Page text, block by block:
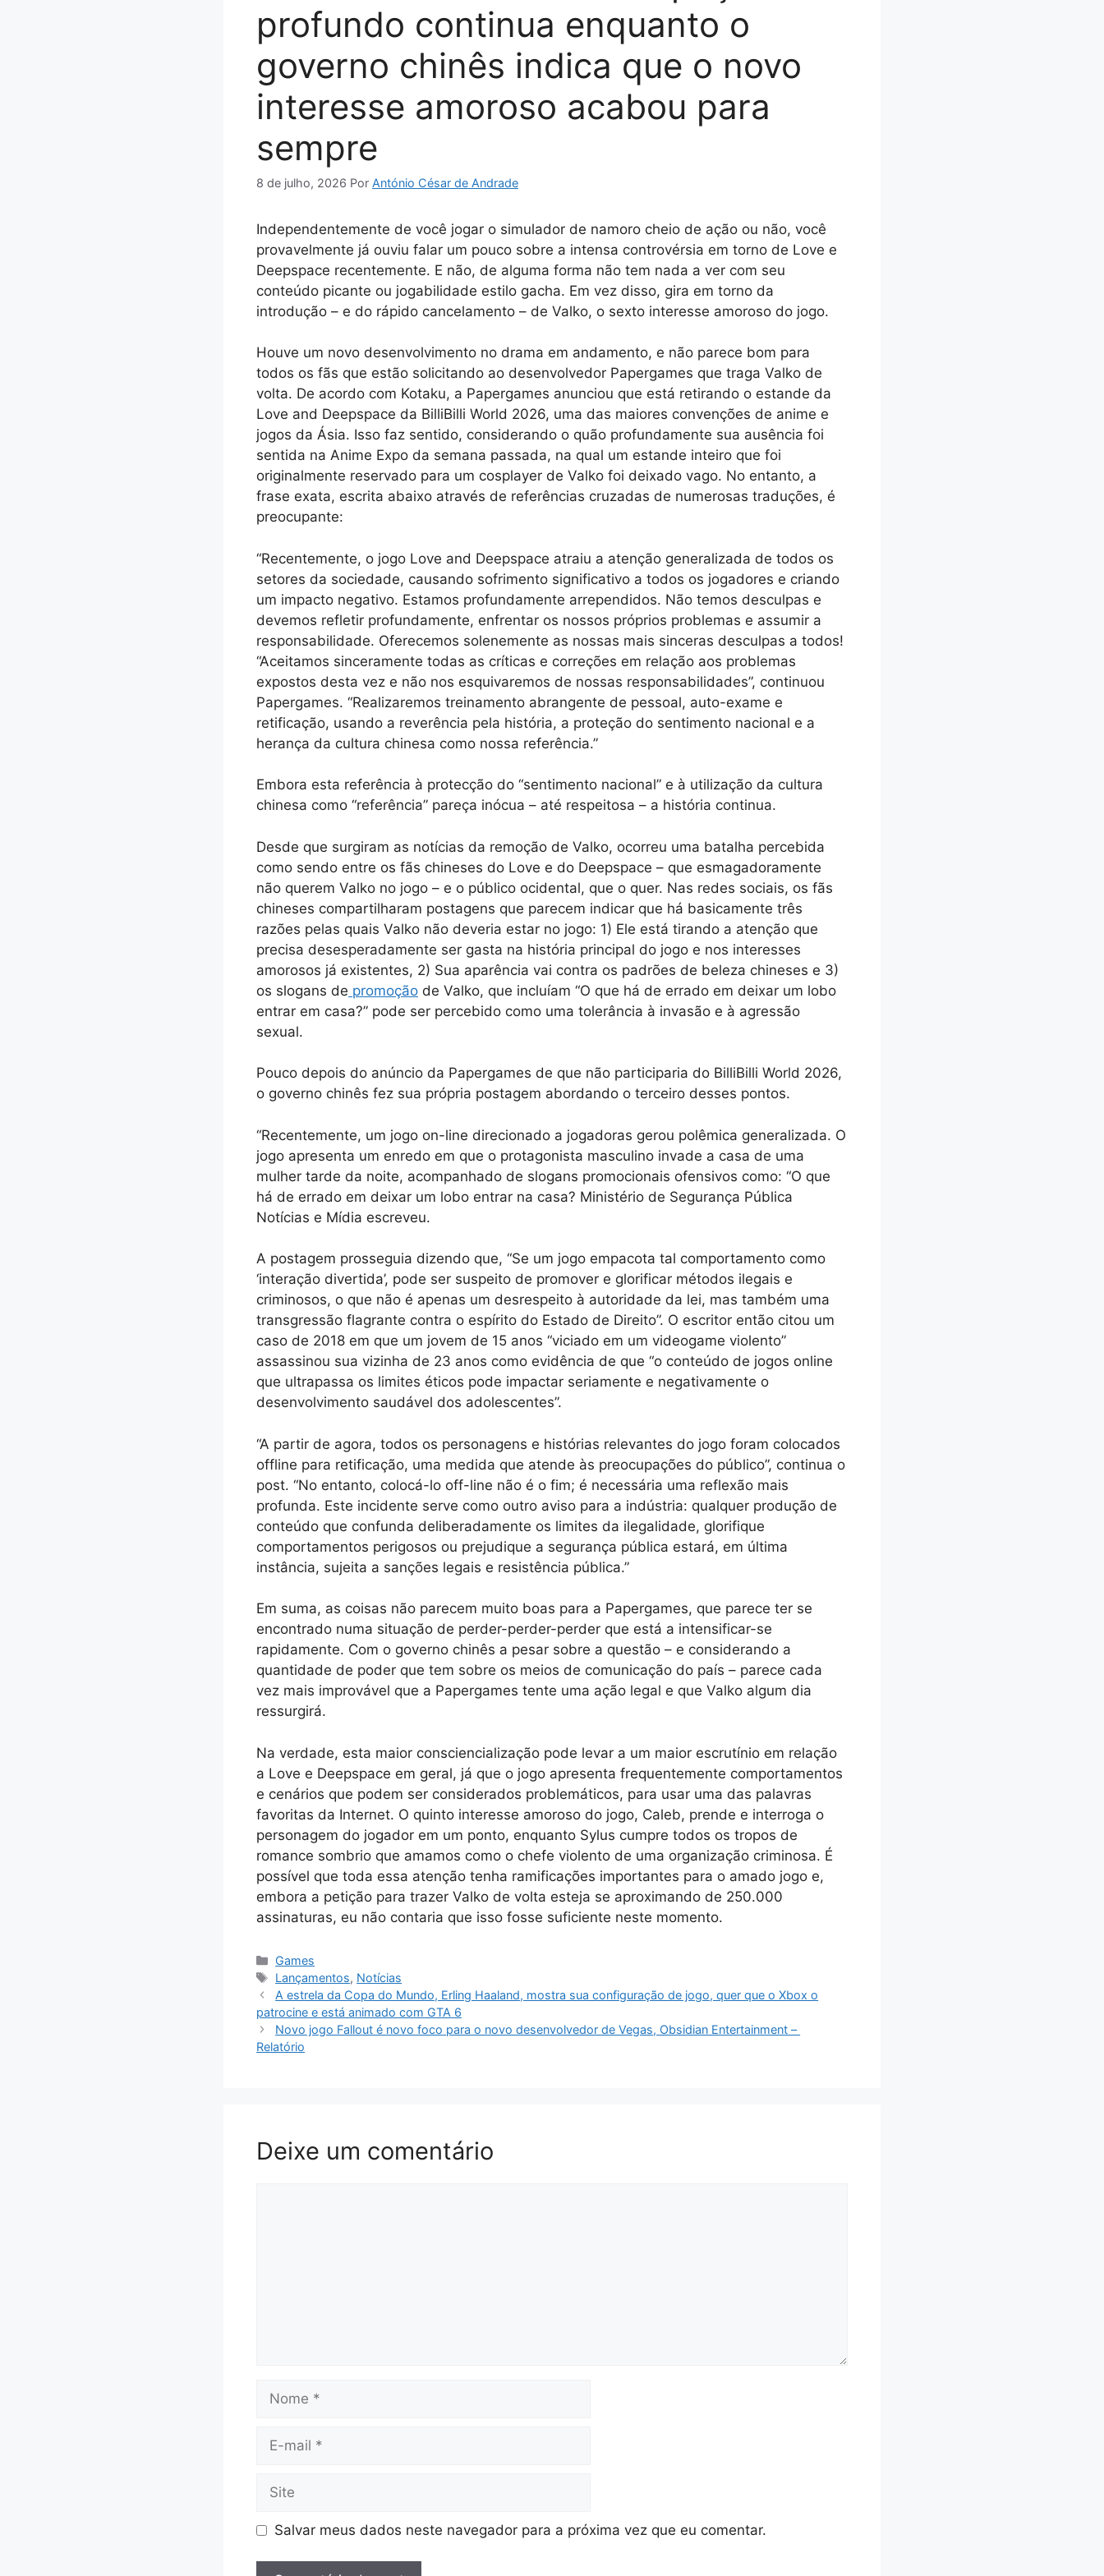
profundo continua enquanto o
governo chinês indica que o novo
interesse amoroso acabou para
sempre
8 de julho, 2026 Por António César de Andrade
Independentemente de você jogar o simulador de namoro cheio de ação ou não, você
provavelmente já ouviu falar um pouco sobre a intensa controvérsia em torno de Love e
Deepspace recentemente. E não, de alguma forma não tem nada a ver com seu
conteúdo picante ou jogabilidade estilo gacha. Em vez disso, gira em torno da
introdução – e do rápido cancelamento – de Valko, o sexto interesse amoroso do jogo.
Houve um novo desenvolvimento no drama em andamento, e não parece bom para
todos os fãs que estão solicitando ao desenvolvedor Papergames que traga Valko de
volta. De acordo com Kotaku, a Papergames anunciou que está retirando o estande da
Love and Deepspace da BilliBilli World 2026, uma das maiores convenções de anime e
jogos da Ásia. Isso faz sentido, considerando o quão profundamente sua ausência foi
sentida na Anime Expo da semana passada, na qual um estande inteiro que foi
originalmente reservado para um cosplayer de Valko foi deixado vago. No entanto, a
frase exata, escrita abaixo através de referências cruzadas de numerosas traduções, é
preocupante:
“Recentemente, o jogo Love and Deepspace atraiu a atenção generalizada de todos os
setores da sociedade, causando sofrimento significativo a todos os jogadores e criando
um impacto negativo. Estamos profundamente arrependidos. Não temos desculpas e
devemos refletir profundamente, enfrentar os nossos próprios problemas e assumir a
responsabilidade. Oferecemos solenemente as nossas mais sinceras desculpas a todos!
“Aceitamos sinceramente todas as críticas e correções em relação aos problemas
expostos desta vez e não nos esquivaremos de nossas responsabilidades”, continuou
Papergames. “Realizaremos treinamento abrangente de pessoal, auto-exame e
retificação, usando a reverência pela história, a proteção do sentimento nacional e a
herança da cultura chinesa como nossa referência.”
Embora esta referência à protecção do “sentimento nacional” e à utilização da cultura
chinesa como “referência” pareça inócua – até respeitosa – a história continua.
Desde que surgiram as notícias da remoção de Valko, ocorreu uma batalha percebida
como sendo entre os fãs chineses do Love e do Deepspace – que esmagadoramente
não querem Valko no jogo – e o público ocidental, que o quer. Nas redes sociais, os fãs
chineses compartilharam postagens que parecem indicar que há basicamente três
razões pelas quais Valko não deveria estar no jogo: 1) Ele está tirando a atenção que
precisa desesperadamente ser gasta na história principal do jogo e nos interesses
amorosos já existentes, 2) Sua aparência vai contra os padrões de beleza chineses e 3)
os slogans de promoção de Valko, que incluíam “O que há de errado em deixar um lobo
entrar em casa?” pode ser percebido como uma tolerância à invasão e à agressão
sexual.
Pouco depois do anúncio da Papergames de que não participaria do BilliBilli World 2026,
o governo chinês fez sua própria postagem abordando o terceiro desses pontos.
“Recentemente, um jogo on-line direcionado a jogadoras gerou polêmica generalizada. O
jogo apresenta um enredo em que o protagonista masculino invade a casa de uma
mulher tarde da noite, acompanhado de slogans promocionais ofensivos como: “O que
há de errado em deixar um lobo entrar na casa? Ministério de Segurança Pública
Notícias e Mídia escreveu.
A postagem prosseguia dizendo que, “Se um jogo empacota tal comportamento como
‘interação divertida’, pode ser suspeito de promover e glorificar métodos ilegais e
criminosos, o que não é apenas um desrespeito à autoridade da lei, mas também uma
transgressão flagrante contra o espírito do Estado de Direito”. O escritor então citou um
caso de 2018 em que um jovem de 15 anos “viciado em um videogame violento”
assassinou sua vizinha de 23 anos como evidência de que “o conteúdo de jogos online
que ultrapassa os limites éticos pode impactar seriamente e negativamente o
desenvolvimento saudável dos adolescentes”.
“A partir de agora, todos os personagens e histórias relevantes do jogo foram colocados
offline para retificação, uma medida que atende às preocupações do público”, continua o
post. “No entanto, colocá-lo off-line não é o fim; é necessária uma reflexão mais
profunda. Este incidente serve como outro aviso para a indústria: qualquer produção de
conteúdo que confunda deliberadamente os limites da ilegalidade, glorifique
comportamentos perigosos ou prejudique a segurança pública estará, em última
instância, sujeita a sanções legais e resistência pública.”
Em suma, as coisas não parecem muito boas para a Papergames, que parece ter se
encontrado numa situação de perder-perder-perder que está a intensificar-se
rapidamente. Com o governo chinês a pesar sobre a questão – e considerando a
quantidade de poder que tem sobre os meios de comunicação do país – parece cada
vez mais improvável que a Papergames tente uma ação legal e que Valko algum dia
ressurgirá.
Na verdade, esta maior consciencialização pode levar a um maior escrutínio em relação
a Love e Deepspace em geral, já que o jogo apresenta frequentemente comportamentos
e cenários que podem ser considerados problemáticos, para usar uma das palavras
favoritas da Internet. O quinto interesse amoroso do jogo, Caleb, prende e interroga o
personagem do jogador em um ponto, enquanto Sylus cumpre todos os tropos de
romance sombrio que amamos como o chefe violento de uma organização criminosa. É
possível que toda essa atenção tenha ramificações importantes para o amado jogo e,
embora a petição para trazer Valko de volta esteja se aproximando de 250.000
assinaturas, eu não contaria que isso fosse suficiente neste momento.
Categorias
Games
Tags
Lançamentos, Notícias
A estrela da Copa do Mundo, Erling Haaland, mostra sua configuração de jogo, quer que o Xbox o
patrocine e está animado com GTA 6
Novo jogo Fallout é novo foco para o novo desenvolvedor de Vegas, Obsidian Entertainment – ​​
Relatório
Deixe um comentário
mail
Salvar meus dados neste navegador para a próxima vez que eu comentar.